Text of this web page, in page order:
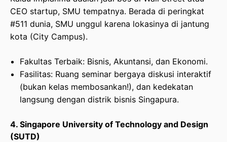
CEO startup, SMU tempatnya. Berada di peringkat
#511 dunia, SMU unggul karena lokasinya di jantung
kota (City Campus).
Fakultas Terbaik: Bisnis, Akuntansi, dan Ekonomi.
Fasilitas: Ruang seminar bergaya diskusi interaktif
(bukan kelas membosankan!), dan kedekatan
langsung dengan distrik bisnis Singapura.
4. Singapore University of Technology and Design
(SUTD)